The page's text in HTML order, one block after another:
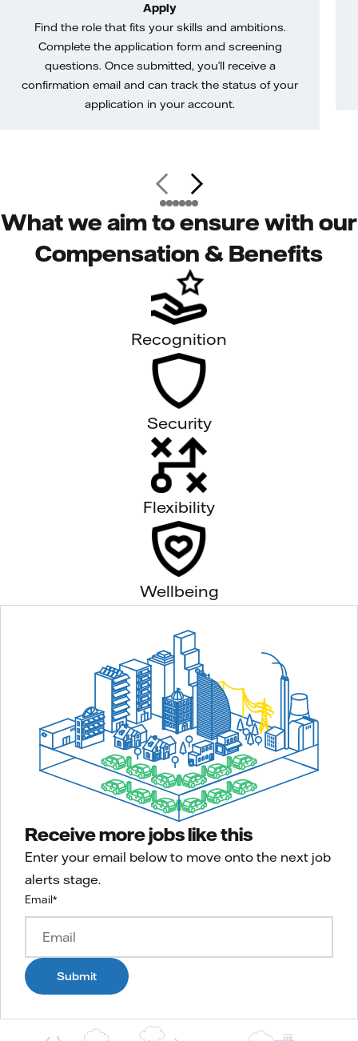
Apply
Find the role that fits your skills and ambitions.
Complete the application form and screening
questions. Once submitted, you’ll receive a
confirmation email and can track the status of your
application in your account.
What we aim to ensure with our
Compensation & Benefits
Recognition
Security
Flexibility
Wellbeing
Receive more jobs like this
Enter your email below to move onto the next job
alerts stage.
Email*
Submit